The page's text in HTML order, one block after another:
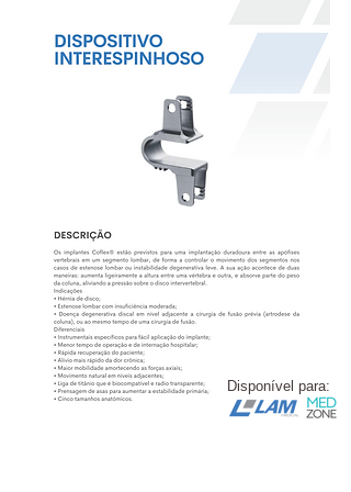
Disponível para: